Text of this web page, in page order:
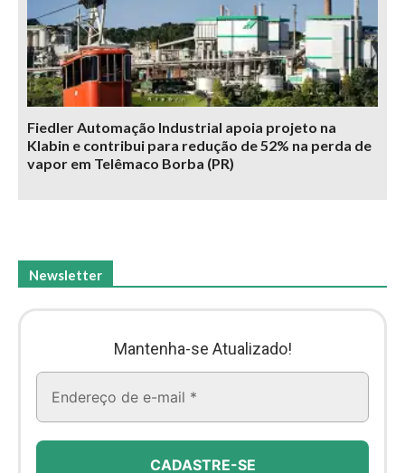
Fiedler Automação Industrial apoia projeto na
Klabin e contribui para redução de 52% na perda de
vapor em Telêmaco Borba (PR)
Newsletter
Mantenha-se Atualizado!